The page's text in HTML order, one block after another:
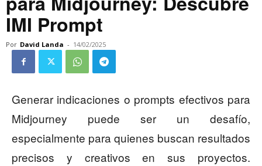
IMI Prompt
Por David Landa - 14/02/2025
Generar indicaciones o prompts efectivos para
Midjourney puede ser un desafío,
especialmente para quienes buscan resultados
precisos y creativos en sus proyectos.